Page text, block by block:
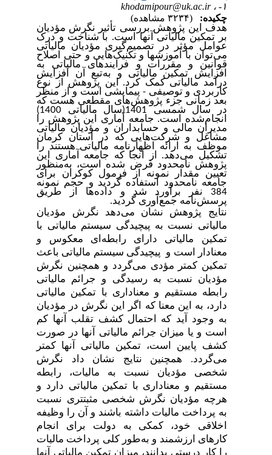
khodamipour@uk.ac.ir
چکیده:
هدف این پژوهش بررسی تأثیر نگرش مؤدیان
بر تمکین مالیاتی آنها است. با شناخت و درک
عوامل مؤثر در تصمیم‌گیری مؤدیان مالیاتی
می‌توان با آموزشها و تکنیک‌هایی و حتی اصلاح
قوانین و مقررات و فرایندهای مالیاتی به
افزایش تمکین مالیاتی و به‌تبع آن افزایش
درآمد مالیاتی کمک کرد.
این پژوهش از نوع
کاربردی و توصیفی - پیمایشی است و از منظر
بعد زمانی جزء پژوهش‌های مقطعی هست که
در سال شمسی 1401(سال مالیاتی 1400)
انجام‌شده است. جامعه ‌آماری این پژوهش را
مدیران مالی و حسابداران و مؤدیان مالیاتی
مشاغل و شرکت‌هایی که در استان کرمان
موظف به ارائه اظهارنامه مالیاتی هستند را
تشکیل می‌دهد. از آنجا ‌که جامعه ‌آماری این
پژوهش نامحدود فرض شده است، به‌‌منظور
تعیین مقدار نمونه از فرمول کوکران برای
جامعه نامحدود استفاده گردید و حجم نمونه
384 نفر برآورد شد و داده‌ها از طریق
پرسش‌نامه‌ جمع‌آوری گردید.
نتایج پژوهش نشان می‌دهد نگرش مؤدیان
مالیاتی نسبت به پیچیدگی سیستم مالیاتی با
تمکین مالیاتی دارای رابطه‌ای معکوس و
معنادار است و پیچیدگی سیستم مالیاتی باعث
تمکین کمتر مؤدی می‌گردد و همچنین نگرش
مؤدیان نسبت به رسیدگی و جرائم مالیاتی
رابطه مستقیم و معناداری با تمکین مالیاتی
دارد، به این معنا که اگر این نگرش در مؤدیان
به وجود آید که احتمال کشف تقلب آنها کم
است و یا میزان جرائم مالیاتی آنها در صورت
کشف پایین است، تمکین مالیاتی آنها کمتر
می‌گردد. همچنین نتایج نشان داد نگرش
شخصی مؤدیان نسبت به مالیات، رابطه
مستقیم و معناداری با تمکین مالیاتی دارد و
هرچه مؤدیان نگرش شخصی مثبتتری نسبت
به پرداخت مالیات داشته باشند و آن را وظیفه
اخلاقی خود، کمکی به دولت برای انجام
کارهای ارزشمند و به‌طور کلی پرداخت مالیات
را کار درستی بدانند، میزان تمکین مالیاتی آنها